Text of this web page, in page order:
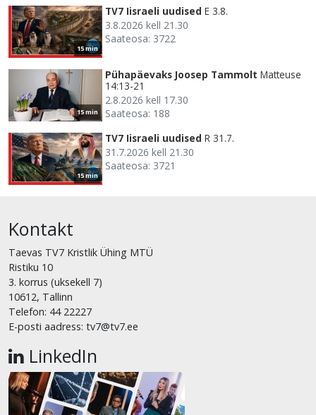
15 min
TV7 Iisraeli uudised E 3.8.
3.8.2026 kell 21.30
Saateosa: 3722
15 min
Pühapäevaks Joosep Tammolt Matteuse
14:13-21
2.8.2026 kell 17.30
Saateosa: 188
15 min
TV7 Iisraeli uudised R 31.7.
31.7.2026 kell 21.30
Saateosa: 3721
Kontakt
Taevas TV7 Kristlik Ühing MTÜ
Ristiku 10
3. korrus (uksekell 7)
10612, Tallinn
Telefon: 44 22227
E-posti aadress: tv7@tv7.ee
LinkedIn